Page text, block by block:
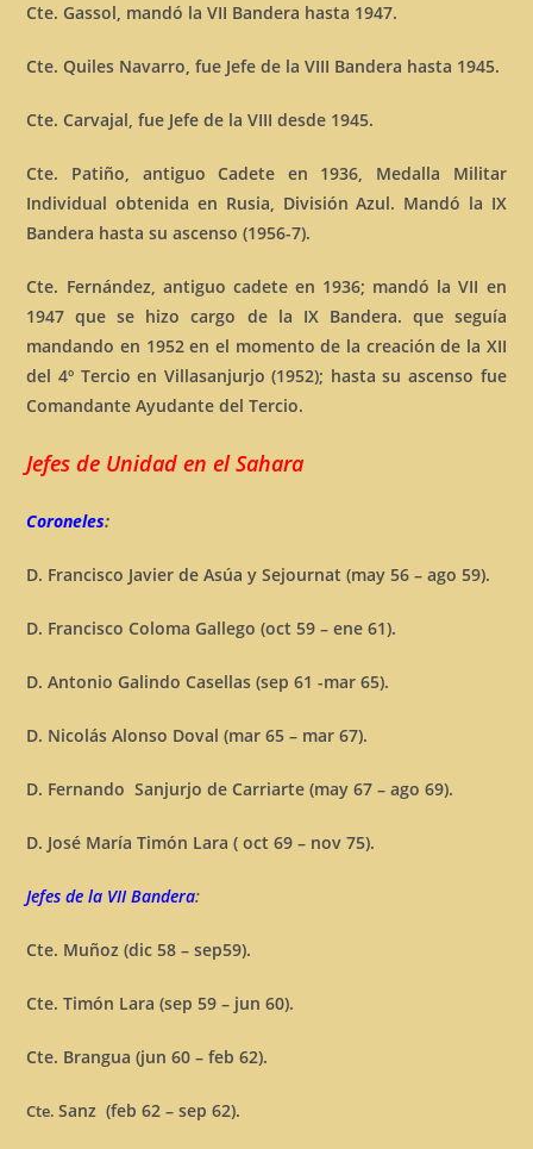
Cte. Gassol, mandó la VII Bandera hasta 1947.
Cte. Quiles Navarro, fue Jefe de la VIII Bandera hasta 1945.
Cte. Carvajal, fue Jefe de la VIII desde 1945.
Cte. Patiño, antiguo Cadete en 1936, Medalla Militar
Individual obtenida en Rusia, División Azul. Mandó la IX
Bandera hasta su ascenso (1956-7).
Cte. Fernández, antiguo cadete en 1936; mandó la VII en
1947 que se hizo cargo de la IX Bandera. que seguía
mandando en 1952 en el momento de la creación de la XII
del 4º Tercio en Villasanjurjo (1952); hasta su ascenso fue
Comandante Ayudante del Tercio.
Jefes de Unidad enel Sahara
Coroneles:
D. Francisco Javier de Asúa y Sejournat (may 56 – ago 59).
D. Francisco Coloma Gallego (oct 59 – ene 61).
D. Antonio Galindo Casellas (sep 61 -mar 65).
D. Nicolás Alonso Doval (mar 65 – mar 67).
D. Fernando Sanjurjo de Carriarte (may 67 – ago 69).
D. José María Timón Lara ( oct 69 – nov 75).
Jefes de la VII Bandera:
Cte. Muñoz (dic 58 – sep59).
Cte. Timón Lara (sep 59 – jun 60).
Cte. Brangua (jun 60 – feb 62).
Cte.Sanz (feb 62 – sep 62).